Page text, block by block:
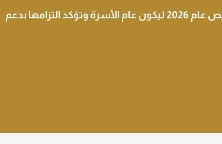
فلل للإسكان ترحب بتوجيه رئيس الدولة بتخصيص عام 2026 ليكون عام الأسرة وتؤكد التزامها بدعم